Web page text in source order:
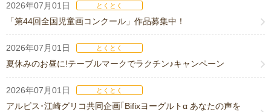
2026年07月01日 とくとく
「第44回全国児童画コンクール」作品募集中！
2026年07月01日 とくとく
夏休みのお昼に!テーブルマークでラクチン♪キャンペーン
2026年07月01日 とくとく
アルビス･江崎グリコ共同企画｢Bifixヨーグルトα あなたの声を